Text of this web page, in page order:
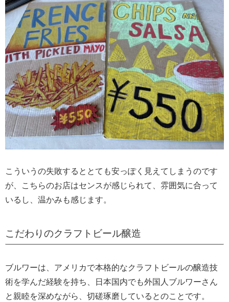
こういうの失敗するととても安っぽく見えてしまうのです
が、こちらのお店はセンスが感じられて、雰囲気に合って
いるし、温かみも感じます。
こだわりのクラフトビール醸造
ブルワーは、アメリカで本格的なクラフトビールの醸造技
術を学んだ経験を持ち、日本国内でも外国人ブルワーさん
と親睦を深めながら、切磋琢磨しているとのことです。